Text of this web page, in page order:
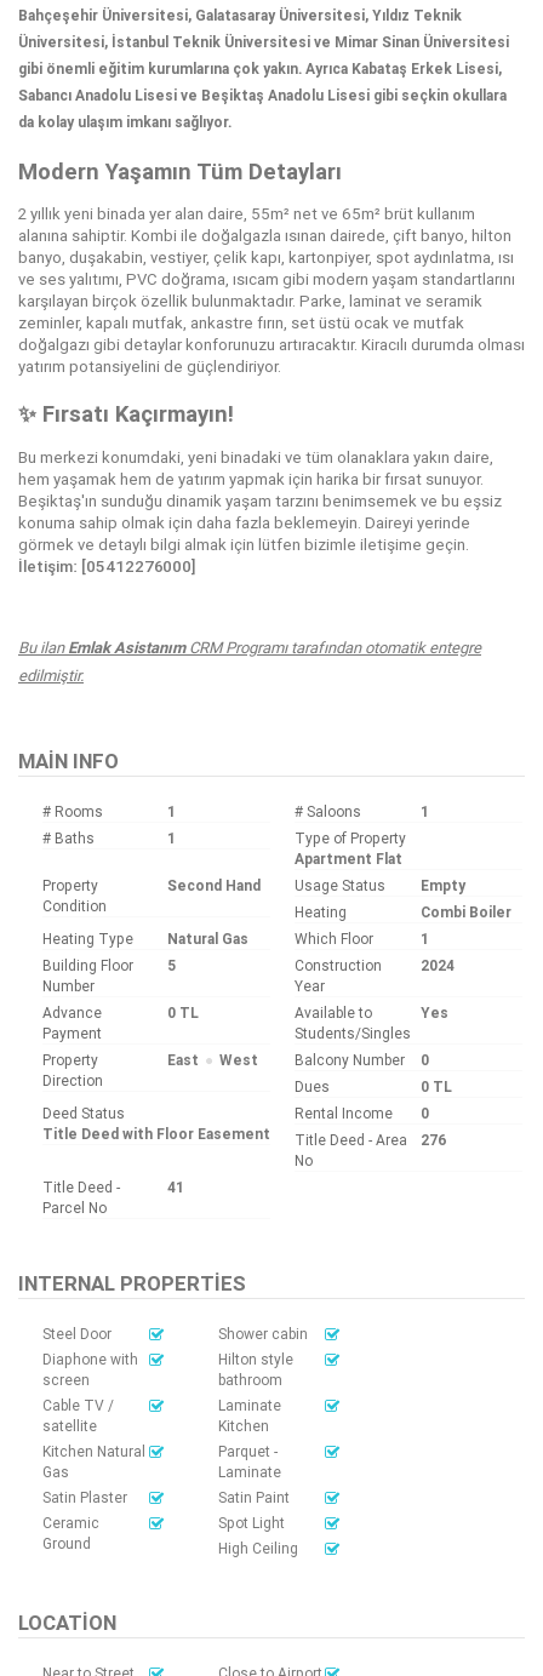
Bahçeşehir Üniversitesi, Galatasaray Üniversitesi, Yıldız Teknik
Üniversitesi, İstanbul Teknik Üniversitesi ve Mimar Sinan Üniversitesi
gibi önemli eğitim kurumlarına çok yakın. Ayrıca Kabataş Erkek Lisesi,
Sabancı Anadolu Lisesi ve Beşiktaş Anadolu Lisesi gibi seçkin okullara
da kolay ulaşım imkanı sağlıyor.
Modern Yaşamın Tüm Detayları
2 yıllık yeni binada yer alan daire, 55m² net ve 65m² brüt kullanım
alanına sahiptir. Kombi ile doğalgazla ısınan dairede, çift banyo, hilton
banyo, duşakabin, vestiyer, çelik kapı, kartonpiyer, spot aydınlatma, ısı
ve ses yalıtımı, PVC doğrama, ısıcam gibi modern yaşam standartlarını
karşılayan birçok özellik bulunmaktadır. Parke, laminat ve seramik
zeminler, kapalı mutfak, ankastre fırın, set üstü ocak ve mutfak
doğalgazı gibi detaylar konforunuzu artıracaktır. Kiracılı durumda olması
yatırım potansiyelini de güçlendiriyor.
✨ Fırsatı Kaçırmayın!
Bu merkezi konumdaki, yeni binadaki ve tüm olanaklara yakın daire,
hem yaşamak hem de yatırım yapmak için harika bir fırsat sunuyor.
Beşiktaş'ın sunduğu dinamik yaşam tarzını benimsemek ve bu eşsiz
konuma sahip olmak için daha fazla beklemeyin. Daireyi yerinde
görmek ve detaylı bilgi almak için lütfen bizimle iletişime geçin.
İletişim: [05412276000]
Bu ilanEmlak AsistanımCRM Programı tarafından otomatik entegre
edilmiştir.
MAIN INFO
# Rooms 1 # Saloons
1
# Baths
1
Type of Property
Apartment Flat
Property
Condition
Second Hand Usage Status
Empty
Heating
Combi Boiler
Heating Type
Natural Gas Which Floor
1
Building Floor
Number
5
Construction
Year
2024
Advance
Payment
0 TL
Available to
Students/Singles
Yes
Property
Direction
East West Balcony Number
0
Dues
0 TL
Deed Status
Title Deed with Floor Easement
Rental Income
0
Title Deed - Area
No
276
Title Deed -
Parcel No
41
INTERNAL PROPERTIES
Steel Door
Shower cabin
Diaphone with
screen
Hilton style
bathroom
Cable TV /
satellite
Laminate
Kitchen
Kitchen Natural
Gas
Parquet -
Laminate
Satin Plaster
Satin Paint
Ceramic
Ground
Spot Light
High Ceiling
LOCATION